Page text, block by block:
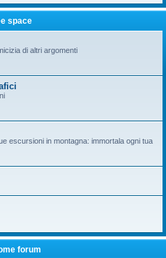
space
di altri argomenti
escursioni in montagna: immortala ogni tua
forum